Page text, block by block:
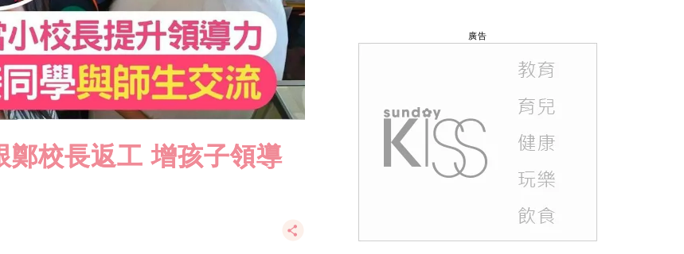
鄭校長返工 增孩子領導
廣告